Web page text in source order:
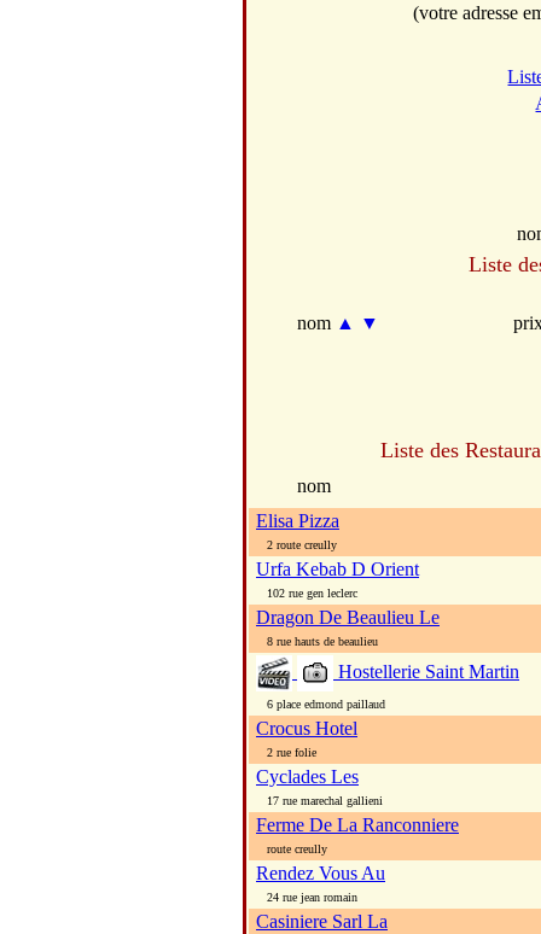
(votre adresse
Liste
nom ▲ ▼
Liste des
nom
Elisa Pizza
2 route creully
Urfa Kebab D Orient
102 rue gen leclerc
Dragon De Beaulieu Le
8 rue hauts de beaulieu
Hostellerie Saint Martin
6 place edmond paillaud
Crocus Hotel
2 rue folie
Cyclades Les
17 rue marechal gallieni
Ferme De La Ranconniere
route creully
Rendez Vous Au
24 rue jean romain
Casiniere Sarl La